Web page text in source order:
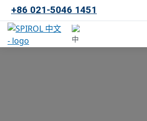
+86 021-5046 1451